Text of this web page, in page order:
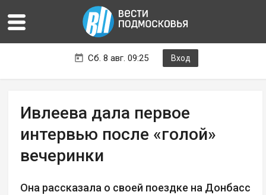
Сб. 8 авг. 09:25 Вход
Ивлеева дала первое
интервью после «голой»
вечеринки
Она рассказала о своей поездке на Донбасс